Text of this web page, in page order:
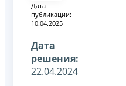
Дата
публикации:
10.04.2025
Дата
решения:
22.04.2024